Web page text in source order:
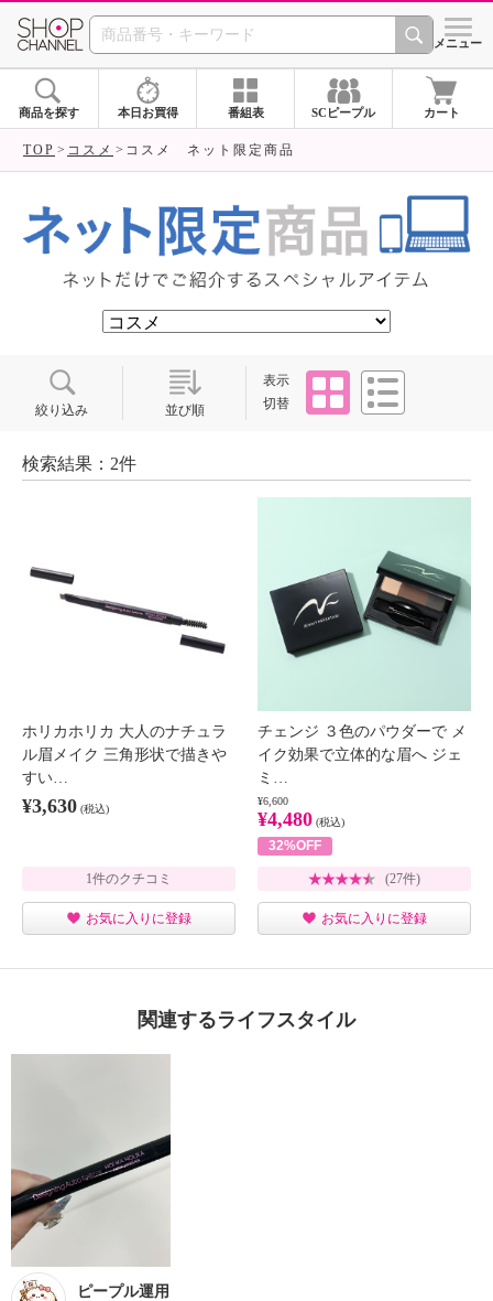
SHOP CHANNEL ショッ
メニュー
商品を探す 本日お買得 番組表 SCピープル カート
TOP コスメ コスメ ネット限定商品
絞り込み 並び順
表示
切替
タイル
検索結果：2件
ホリカホリカ 大人のナチュラ
ル眉メイク 三角形状で描きや
すい…
¥3,630 (税込)
1件のクチコミ
お気に入りに登録
チェンジ ３色のパウダーで メ
イク効果で立体的な眉へ ジェ
ミ…
¥6,600
¥4,480 (税込)
32%OFF
(27件)
お気に入りに登録
関連するライフスタイル
ピープル運用